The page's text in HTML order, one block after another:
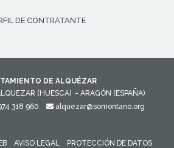
DE CONTRATANTE
DE ALQUÉZAR
(HUESCA) - ARAGÓN (ESPAÑA)
318 960 alquezar@somontano.org
AVISO LEGAL
PROTECCIÓN DE DATOS